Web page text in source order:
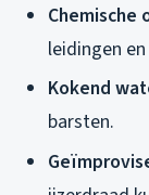
Chemische
leidingen
Kokend
barsten.